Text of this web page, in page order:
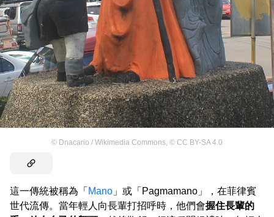
© Dnacario / Wikimedia Commons © CC BY-SA 4.0
這一傳統被稱為「 Mano 」或「Pagmamano」，在菲律賓
世代流傳。當年輕人向長輩打招呼時，他們會握住長輩的